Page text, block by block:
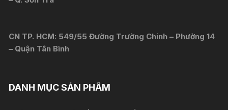
CN TP. HCM: 549/55 Đường Trường Chinh – Phường 14
– Quận Tân Bình
DANH MỤC SẢN PHẨM